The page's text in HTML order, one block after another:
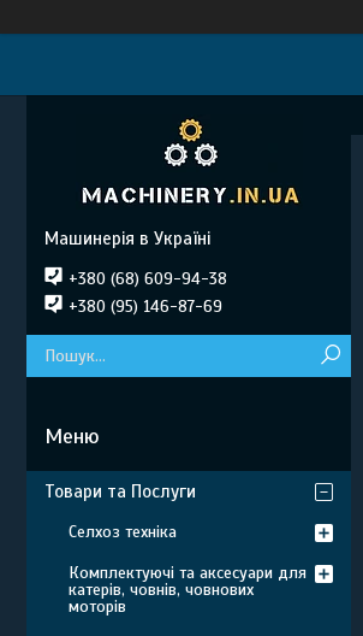
Машинерія в Україні
+380 (68) 609-94-38
+380 (95) 146-87-69
Товари та Послуги
Селхоз техніка
Комплектуючі та аксесуари для
катерів, човнів, човнових
моторів